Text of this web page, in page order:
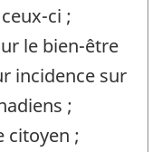
ci ;
le bien-être
incidence sur
;
citoyen ;